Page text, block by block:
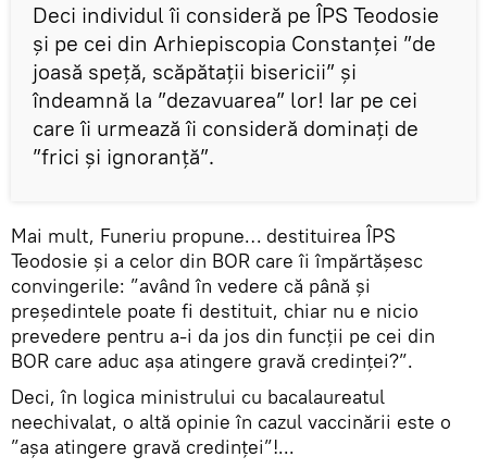
Deci individul îi consideră pe ÎPS Teodosie
și pe cei din Arhiepiscopia Constanței ”de
joasă speță, scăpătații bisericii” și
îndeamnă la ”dezavuarea” lor! Iar pe cei
care îi urmează îi consideră dominați de
”frici și ignoranță”.
Mai mult, Funeriu propune… destituirea ÎPS
Teodosie și a celor din BOR care îi împărtășesc
convingerile: ”având în vedere că până și
președintele poate fi destituit, chiar nu e nicio
prevedere pentru a-i da jos din funcții pe cei din
BOR care aduc așa atingere gravă credinței?”.
Deci, în logica ministrului cu bacalaureatul
neechivalat, o altă opinie în cazul vaccinării este o
”așa atingere gravă credinței”!...